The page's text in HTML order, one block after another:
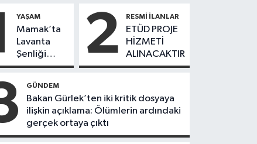
YAŞAM
Mamak’ta
Lavanta
Şenliği
Coşkusu
2 RESMI İLANLAR
ETÜD PROJE
HİZMETİ
ALINACAKTIR
GÜNDEM
Bakan Gürlek’ten iki kritik dosyaya
ilişkin açıklama: Ölümlerin ardındaki
gerçek ortaya çıktı